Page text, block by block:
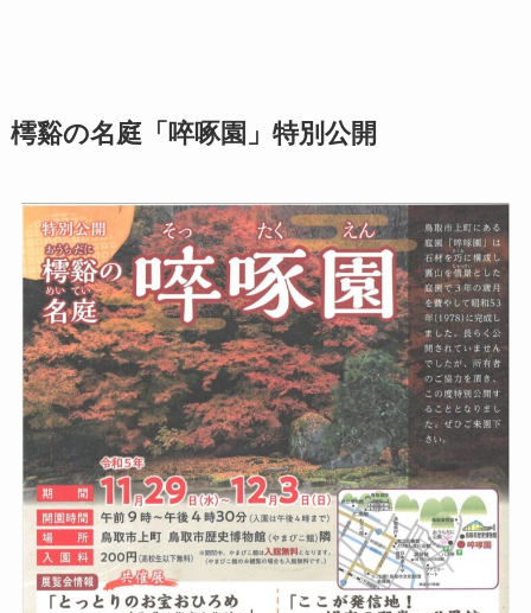
樗谿の名庭「啐啄園」特別公開